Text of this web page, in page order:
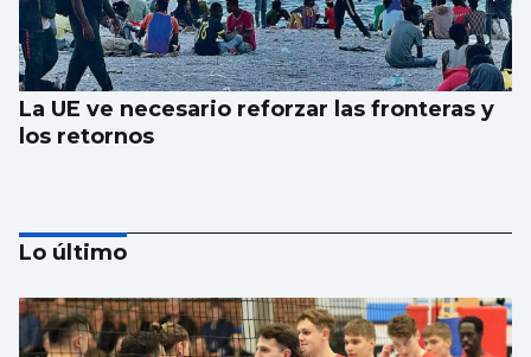
La UE ve necesario reforzar las fronteras y
los retornos
Lo último